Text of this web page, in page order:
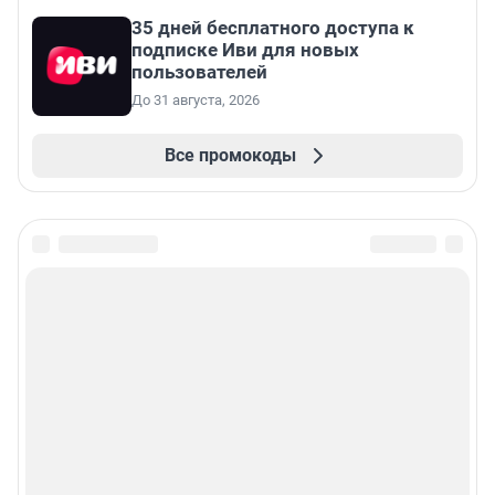
35 дней бесплатного доступа к
подписке Иви для новых
пользователей
До 31 августа, 2026
Все промокоды